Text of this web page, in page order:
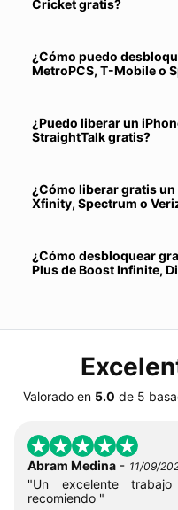
Cricket gratis?
¿Cómo puedo
MetroPCS, T-Mobile o
¿Puedo liberar un
StraightTalk gratis?
¿Cómo liberar gratis un
Xfinity, Spectrum o
¿Cómo desbloquear
Plus de Boost Infinite,
Valorado en 5.0 de 5
Abram Medina - 11/09/
"Un excelente
recomiendo "